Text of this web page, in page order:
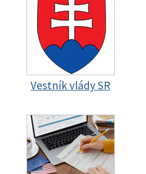
Vestník vlády SR